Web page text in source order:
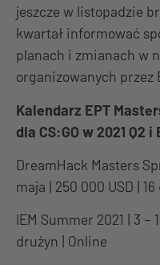
jeszcze w listopadzie
kwartał informować
planach i zmianach w
organizowanych przez
Kalendarz EPT
dla CS:GO w 2021 Q2
DreamHack Masters
maja | 250 000 USD |
IEM Summer 2021 | 3 –
drużyn | Online